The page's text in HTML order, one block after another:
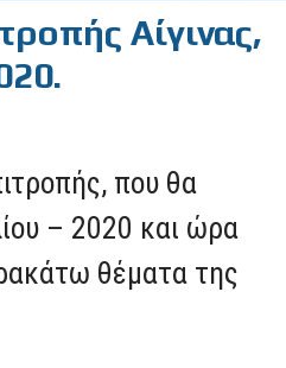
Αίγινας,
που θα
– 2020 και ώρα
θέματα της